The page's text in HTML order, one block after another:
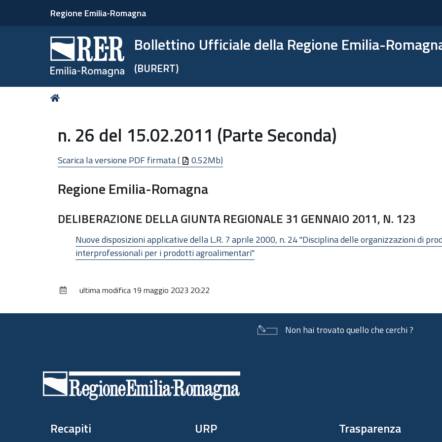
Regione Emilia-Romagna
Bollettino Ufficiale della Regione Emilia-
(BURERT)
Tu
n. 26 del 15.02.2011 (Parte Seconda)
Scarica la versione PDF firmata ( 0.52Mb)
Regione Emilia-Romagna
DELIBERAZIONE DELLA GIUNTA REGIONALE 31 GENNAIO 2011, N. 123
Nuove disposizioni applicative della L.R. 7 aprile 2000, n. 24 "Disciplina delle organizzazioni di
interprofessionali per i prodotti agroalimentari"
ultima modifica 19 maggio 2023 20:22
Non hai trovato quello che cerchi ?
Recapiti URP Trasparenza